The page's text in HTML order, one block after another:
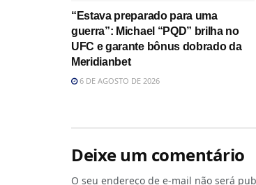
“Estava preparado para uma
guerra”: Michael “PQD” brilha no
UFC e garante bônus dobrado da
Meridianbet
6 DE AGOSTO DE 2026
Deixe um comentário
O seu endereço de e-mail não será